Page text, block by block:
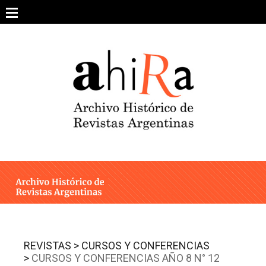
content
ARCHIVO DE REVISTAS
ESTUDIOS CRÍTICOS
INTEGRANTES
CONTACTO
REVISTAS > CURSOS Y CONFERENCIAS
> CURSOS Y CONFERENCIAS AÑO 8 N° 12